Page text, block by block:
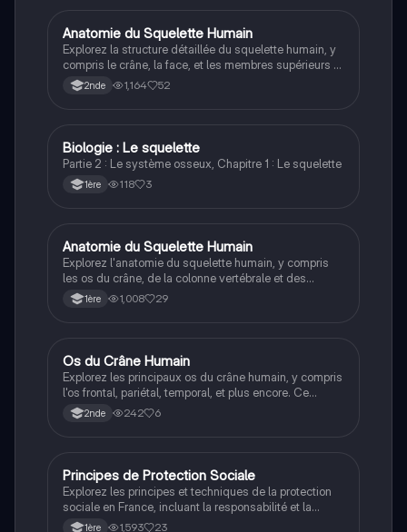
locomoteur et la motricité.
SVT
Anatomie du Squelette Humain
Explorez la structure détaillée du squelette humain, y
compris le crâne, la face, et les membres supérieurs et
inférieurs. Ce résumé couvre les os principaux, leur
classification, et les segments du squelette axial et
2nde 1,164 52
ST2S
Biologie : Le squelette
Partie 2 : Le système osseux, Chapitre 1 : Le squelette
1ère 118 3
ST2S
Anatomie du Squelette Humain
Explorez l'anatomie du squelette humain, y compris
les os du crâne, de la colonne vertébrale et des
membres. Ce résumé couvre les principales
structures osseuses, telles que la mandibule, les
composition du système musculo-squelettique.
1ère 1,008 29
SVT
Os du Crâne Humain
Explorez les principaux os du crâne humain, y compris
l'os frontal, pariétal, temporal, et plus encore. Ce
résumé détaillé couvre l'anatomie squelettique
essentielle pour les étudiants en biologie et médecine.
2nde 242 6
ST2S
Principes de Protection Sociale
Explorez les principes et techniques de la protection
sociale en France, incluant la responsabilité et la
solidarité. Cette fiche de révision présente des
1ère 1,593 23